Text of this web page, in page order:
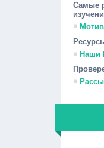
Самые
Наши